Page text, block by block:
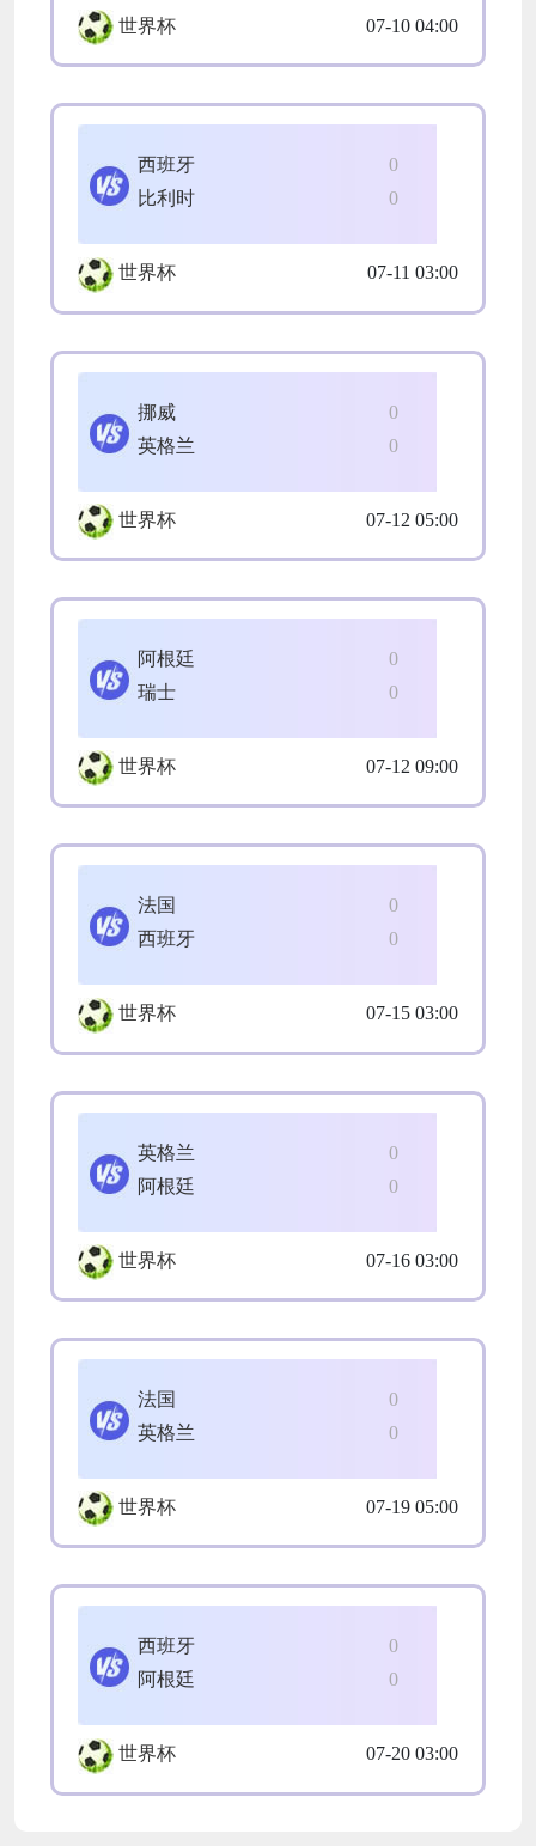
世界杯 07-10 04:00
0
西班牙
0
比利时
世界杯 07-11 03:00
0
挪威
0
英格兰
世界杯 07-12 05:00
0
阿根廷
0
瑞士
世界杯 07-12 09:00
0
法国
0
西班牙
世界杯 07-15 03:00
0
英格兰
0
阿根廷
世界杯 07-16 03:00
0
法国
0
英格兰
世界杯 07-19 05:00
0
西班牙
0
阿根廷
世界杯 07-20 03:00